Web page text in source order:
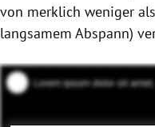
von merklich weniger
langsamem Abspann)